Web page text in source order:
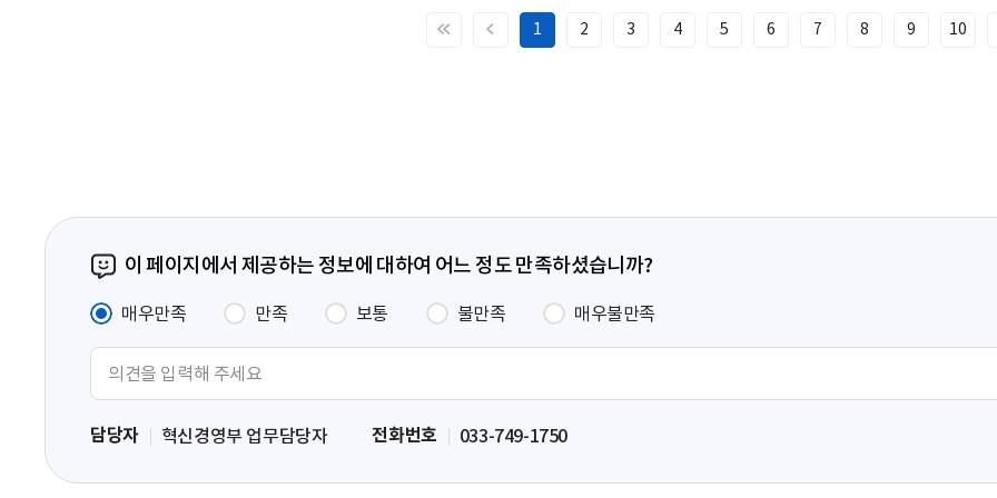
처
이
1 2 3 4 5 6 7 8 9 10
이 페이지에서 제공하는 정보에 대하여 어느 정도 만족하셨습니까?
매우만족 만족 보통 불만족 매우불만족
력
담당자 혁신경영부 업무담당자 전화번호 033-749-1750